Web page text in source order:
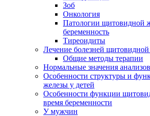
Зоб
Онкология
Патологии щитовидной
беременность
Тиреоидиты
Лечение болезней
Общие методы терапии
Нормальные значения анализов
Особенности структуры и
железы у детей
Особенности функции
время беременности
У мужчин